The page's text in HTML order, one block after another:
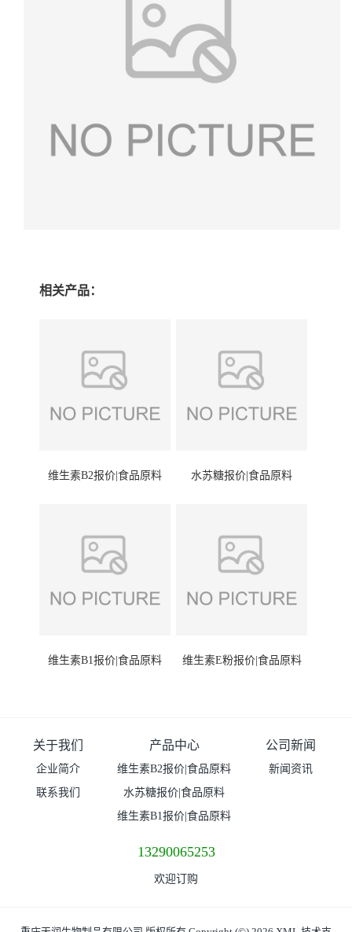
相关产品：
维生素B2报价|食品原料 水苏糖报价|食品原料
维生素B1报价|食品原料 维生素E粉报价|食品原料
关于我们
企业简介
联系我们
产品中心
维生素B2报价|食品原料
水苏糖报价|食品原料
维生素B1报价|食品原料
公司新闻
新闻资讯
13290065253
欢迎订购